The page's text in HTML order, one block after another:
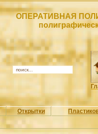
ОПЕРАТИВНАЯ
Открытки